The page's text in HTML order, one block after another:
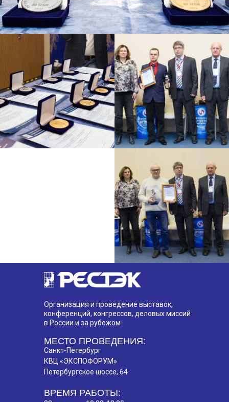
МЕСТО ПРОВЕДЕНИЯ:
Санкт-Петербург
КВЦ «ЭКСПОФОРУМ»
Петербургское шоссе, 64
ВРЕМЯ РАБОТЫ:
Организация и проведение выставок,
конференций, конгрессов, деловых миссий
в России и за рубежом